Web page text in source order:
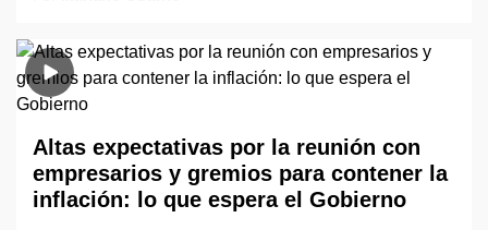
Altas expectativas por la reunión con
empresarios y gremios para contener la
inflación: lo que espera el Gobierno